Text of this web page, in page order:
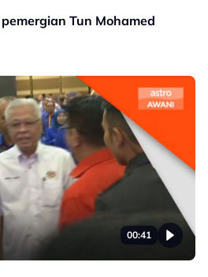
Tun Mohamed
00:41